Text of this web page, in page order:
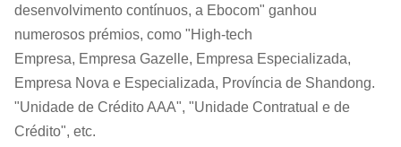
desenvolvimento contínuos, a Ebocom" ganhou
numerosos prémios, como "High-tech
Empresa, Empresa Gazelle, Empresa Especializada,
Empresa Nova e Especializada, Província de Shandong.
"Unidade de Crédito AAA", "Unidade Contratual e de
Crédito", etc.